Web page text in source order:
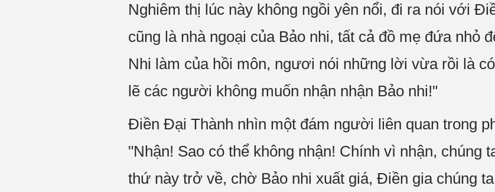
Nghiêm thị lúc này không ngồi yên nổi, đi ra nói với
cũng là nhà ngoại của Bảo nhi, tất cả đồ mẹ đứa nhỏ
Nhi làm của hồi môn, ngươi nói những lời vừa rồi là
lẽ các người không muốn nhận nhận Bảo nhi!"
Điền Đại Thành nhìn một đám người liên quan trong
"Nhận! Sao có thể không nhận! Chính vì nhận, chúng
thứ này trở về, chờ Bảo nhi xuất giá, Điền gia chúng